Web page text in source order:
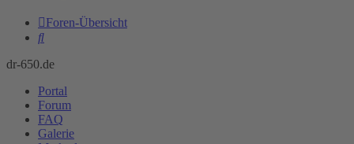
Foren-Übersicht
Suche
dr-650.de
Portal
Forum
FAQ
Galerie